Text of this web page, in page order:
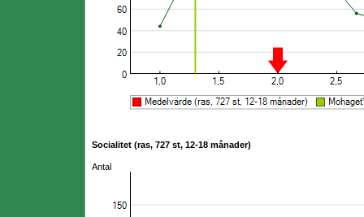
Socialitet (ras, 727 st, 12-18 månader)
Antal